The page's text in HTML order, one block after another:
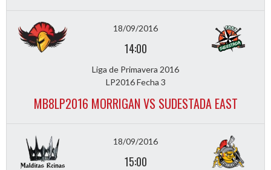
18/09/2016
14:00
Liga de Primavera 2016
LP2016 Fecha 3
MB8LP2016 MORRIGAN VS SUDESTADA EAST
18/09/2016
15:00